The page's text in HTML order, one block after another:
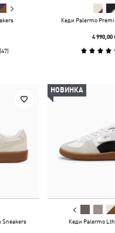
(47)
Кеди Palermo
4 990,00
Sneakers
НОВИНКА
Кеди Palermo